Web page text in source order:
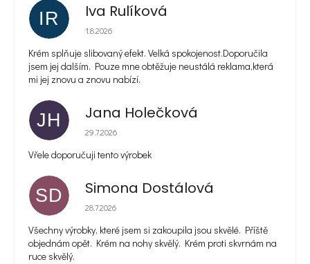
IR Iva Rulíková
Hodnocení obchodu je 5 z 5 hvězdiček.
1.8.2026
Krém splňuje slibovaný efekt. Velká spokojenost.Doporučila
jsem jej dalším. Pouze mne obtěžuje neustálá reklama,která
mi jej znovu a znovu nabízí.
JH Jana Holečková
Hodnocení obchodu je 5 z 5 hvězdiček.
29.7.2026
Vřele doporučuji tento výrobek
SD Simona Dostálová
Hodnocení obchodu je 5 z 5 hvězdiček.
28.7.2026
Všechny výrobky, které jsem si zakoupila jsou skvělé. Příště
objednám opět. Krém na nohy skvělý. Krém proti skvrnám na
ruce skvělý.